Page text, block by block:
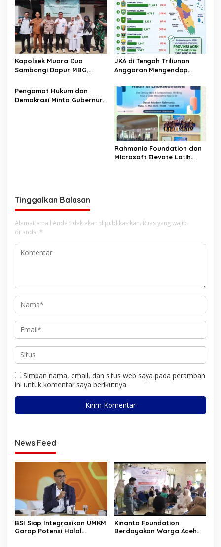
Kapolsek Muara Dua
Sambangi Dapur MBG,
Bergizi Gratis Berjalan
Sesuai SOP
JKA di Tengah Triliunan
Anggaran Mengendap
dan kualitas belanja publik
pemerintah Aceh
‎Pengamat Hukum dan
Demokrasi Minta Gubernur
Rahmania Foundation dan
Microsoft Elevate Latih
Tinggalkan Balasan
Alamat email Anda tidak akan dipublikasikan. Ruas yang wajib
ditandai *
Simpan nama, email, dan situs web saya pada peramban
ini untuk komentar saya berikutnya.
News Feed
BSI Siap Integrasikan UMKM
Garap Potensi Halal
Kinanta Foundation
Berdayakan Warga Aceh